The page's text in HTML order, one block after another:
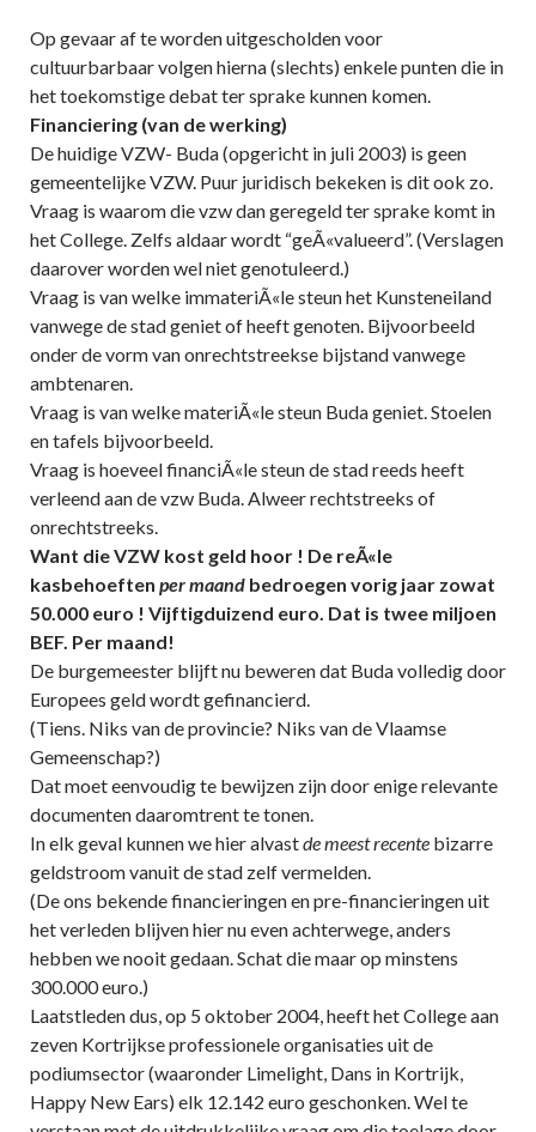
Op gevaar af te worden uitgescholden voor
cultuurbarbaar volgen hierna (slechts) enkele punten die in
het toekomstige debat ter sprake kunnen komen.
Financiering (van de werking)
De huidige VZW- Buda (opgericht in juli 2003) is geen
gemeentelijke VZW. Puur juridisch bekeken is dit ook zo.
Vraag is waarom die vzw dan geregeld ter sprake komt in
het College. Zelfs aldaar wordt “geÃ«valueerd”. (Verslagen
daarover worden wel niet genotuleerd.)
Vraag is van welke immateriÃ«le steun het Kunsteneiland
vanwege de stad geniet of heeft genoten. Bijvoorbeeld
onder de vorm van onrechtstreekse bijstand vanwege
ambtenaren.
Vraag is van welke materiÃ«le steun Buda geniet. Stoelen
en tafels bijvoorbeeld.
Vraag is hoeveel financiÃ«le steun de stad reeds heeft
verleend aan de vzw Buda. Alweer rechtstreeks of
onrechtstreeks.
Want die VZW kost geld hoor ! De reÃ«le
kasbehoeften per maand bedroegen vorig jaar zowat
50.000 euro ! Vijftigduizend euro. Dat is twee miljoen
BEF. Per maand!
De burgemeester blijft nu beweren dat Buda volledig door
Europees geld wordt gefinancierd.
(Tiens. Niks van de provincie? Niks van de Vlaamse
Gemeenschap?)
Dat moet eenvoudig te bewijzen zijn door enige relevante
documenten daaromtrent te tonen.
In elk geval kunnen we hier alvastde meest recente bizarre
geldstroom vanuit de stad zelf vermelden.
(De ons bekende financieringen en pre-financieringen uit
het verleden blijven hier nu even achterwege, anders
hebben we nooit gedaan. Schat die maar op minstens
300.000 euro.)
Laatstleden dus, op 5 oktober 2004, heeft het College aan
zeven Kortrijkse professionele organisaties uit de
podiumsector (waaronder Limelight, Dans in Kortrijk,
Happy New Ears) elk 12.142 euro geschonken. Wel te